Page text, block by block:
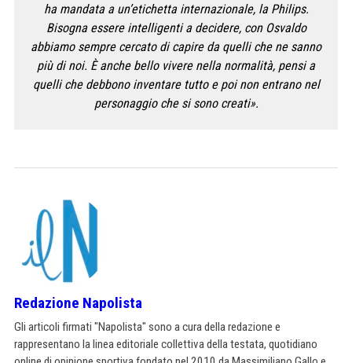
ha mandata a un’etichetta internazionale, la Philips.
Bisogna essere intelligenti a decidere, con Osvaldo
abbiamo sempre cercato di capire da quelli che ne sanno
più di noi. È anche bello vivere nella normalità, pensi a
quelli che debbono inventare tutto e poi non entrano nel
personaggio che si sono creati».
Redazione Napolista
Gli articoli firmati "Napolista" sono a cura della redazione e
rappresentano la linea editoriale collettiva della testata, quotidiano